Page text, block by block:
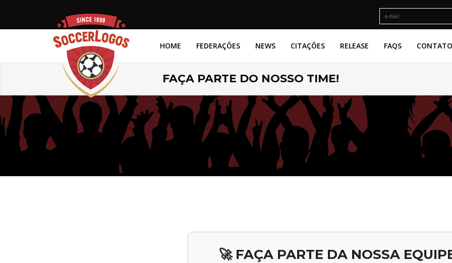
HOME FEDERAÇÕES NEWS CITAÇÕES RELEASE FAQS CONTATO
FAÇA PARTE DO NOSSO TIME!
🚀 FAÇA PARTE DA NOSSA